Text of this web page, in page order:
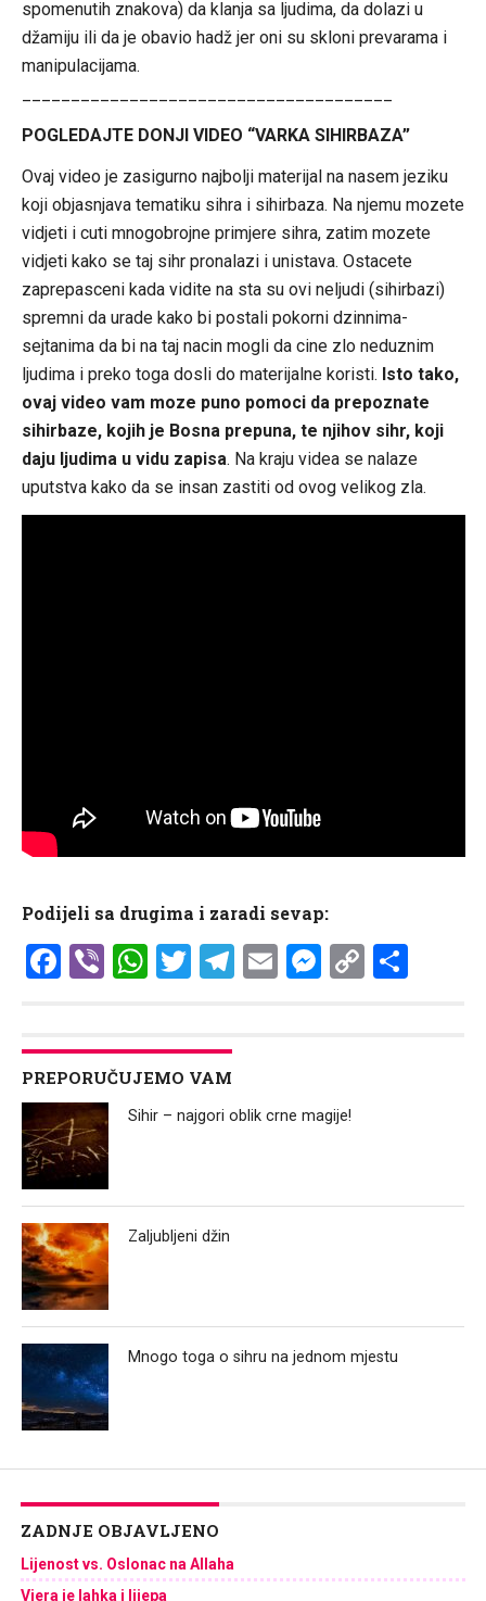
spomenutih znakova) da klanja sa ljudima, da dolazi u
džamiju ili da je obavio hadž jer oni su skloni prevarama i
manipulacijama.
POGLEDAJTE DONJI VIDEO “VARKA SIHIRBAZA”
Ovaj video je zasigurno najbolji materijal na nasem jeziku
koji objasnjava tematiku sihra i sihirbaza. Na njemu mozete
vidjeti i cuti mnogobrojne primjere sihra, zatim mozete
vidjeti kako se taj sihr pronalazi i unistava. Ostacete
zaprepasceni kada vidite na sta su ovi neljudi (sihirbazi)
spremni da urade kako bi postali pokorni dzinnima-
sejtanima da bi na taj nacin mogli da cine zlo neduznim
ljudima i preko toga dosli do materijalne koristi. Isto tako,
ovaj video vam moze puno pomoci da prepoznate
sihirbaze, kojih je Bosna prepuna, te njihov sihr, koji
daju ljudima u vidu zapisa. Na kraju videa se nalaze
uputstva kako da se insan zastiti od ovog velikog zla.
Podijeli sa drugima i zaradi sevap:
Facebook
ViberWhatsApp
Twitter
Telegram
EmailCopy
PREPORUČUJEMO VAM
Sihir – najgori oblik crne magije!
Zaljubljeni džin
Mnogo toga o sihru na jednom mjestu
ZADNJE OBJAVLJENO
Lijenost vs. Oslonac na Allaha
Vjera je lahka i lijepa